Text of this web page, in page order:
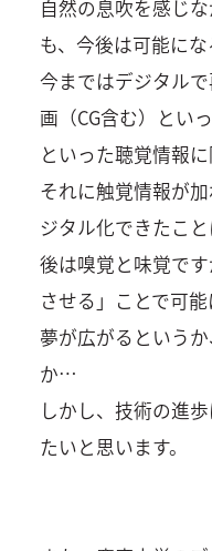
自然の息吹を感じ
も、今後は可能にな
今まではデジタル
画（CG含む）とい
といった聴覚情報に
それに触覚情報が
ジタル化できたこと
後は嗅覚と味覚で
させる」ことで可
夢が広がるという
か…
しかし、技術の進
たいと思います。